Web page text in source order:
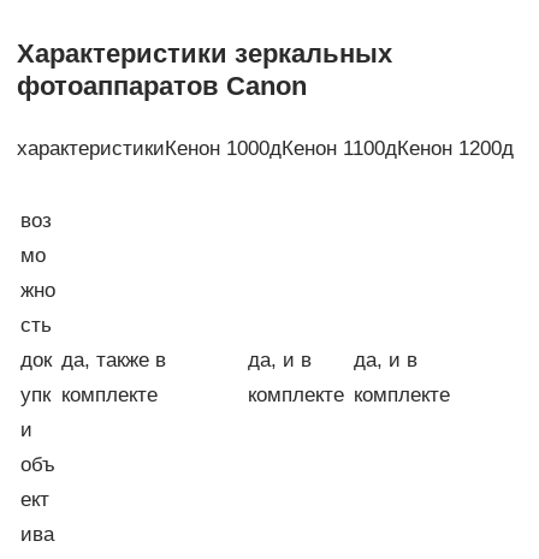
Характеристики зеркальных
фотоаппаратов Canon
характеристикиКенон 1000дКенон 1100дКенон 1200д
воз
мо
жно
сть
док
упк
и
объ
ект
ива
да, также в
комплекте
да, и в
комплекте
да, и в
комплекте